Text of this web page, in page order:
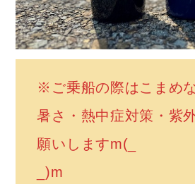
※ご乗船の際はこまめ
暑さ・熱中症対策・紫
願いしますm(_
_)m 釣行